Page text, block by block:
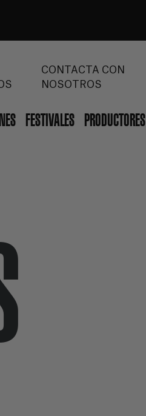
CONTACTA CON
NOSOTROS
FESTIVALES PRODUCTORES